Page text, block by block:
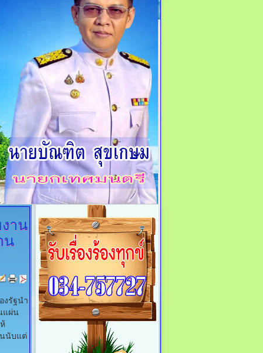
งาน
น
งรัฐนำ
แผ่น
นับแต่